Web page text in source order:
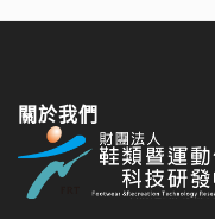
關於我們